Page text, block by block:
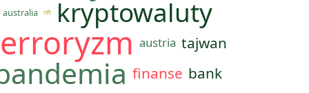
australia nft kryptowaluty
austria tajwan
finanse bank